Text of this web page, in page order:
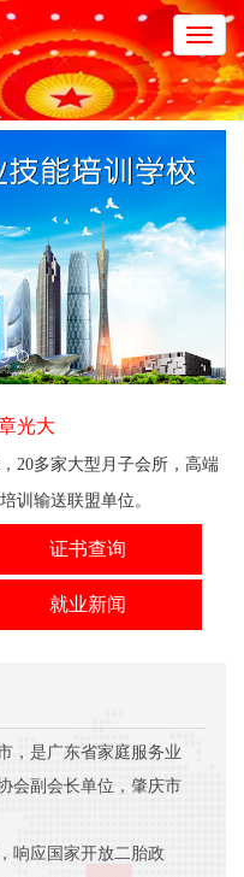
光大
20多家大型月子会所，高端
训输送联盟单位。
证书查询
就业新闻
，是广东省家庭服务业
会副会长单位，肇庆市
响应国家开放二胎政